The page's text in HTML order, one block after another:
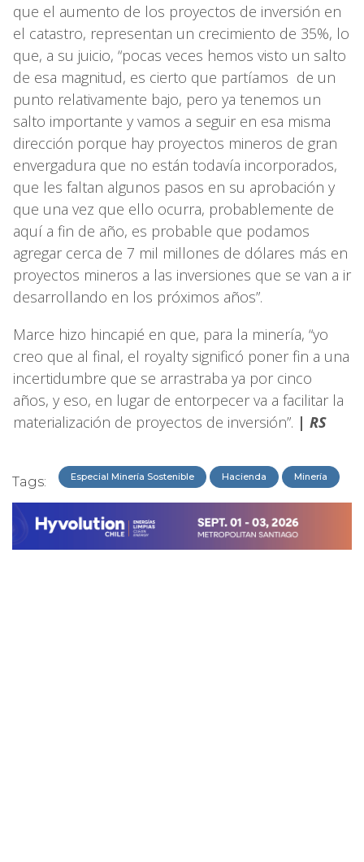
que el aumento de los proyectos de inversión en
el catastro, representan un crecimiento de 35%, lo
que, a su juicio, “pocas veces hemos visto un salto
de esa magnitud, es cierto que partíamos de un
punto relativamente bajo, pero ya tenemos un
salto importante y vamos a seguir en esa misma
dirección porque hay proyectos mineros de gran
envergadura que no están todavía incorporados,
que les faltan algunos pasos en su aprobación y
que una vez que ello ocurra, probablemente de
aquí a fin de año, es probable que podamos
agregar cerca de 7 mil millones de dólares más en
proyectos mineros a las inversiones que se van a ir
desarrollando en los próximos años”.
Marce hizo hincapié en que, para la minería, “yo
creo que al final, el royalty significó poner fin a una
incertidumbre que se arrastraba ya por cinco
años, y eso, en lugar de entorpecer va a facilitar la
materialización de proyectos de inversión”. | RS
Tags: Especial Minería Sostenible Hacienda Minería